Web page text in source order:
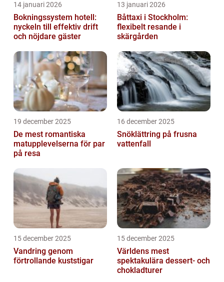
14 januari 2026
Bokningssystem hotell:
nyckeln till effektiv drift
och nöjdare gäster
13 januari 2026
Båttaxi i Stockholm:
flexibelt resande i
skärgården
19 december 2025
De mest romantiska
matupplevelserna för par
på resa
16 december 2025
Snöklättring på frusna
vattenfall
15 december 2025
Vandring genom
förtrollande kuststigar
15 december 2025
Världens mest
spektakulära dessert- och
chokladturer